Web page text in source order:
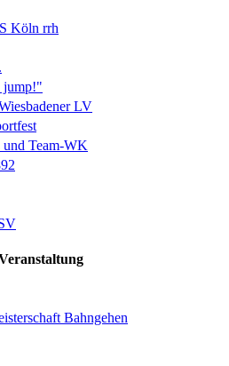
Köln rrh
jump!"
LV
Team-WK
Bahngehen